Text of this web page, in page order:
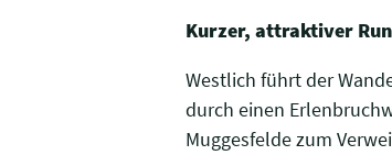
Kurzer, attraktiver
Westlich führt der
durch einen
Muggesfelde zum